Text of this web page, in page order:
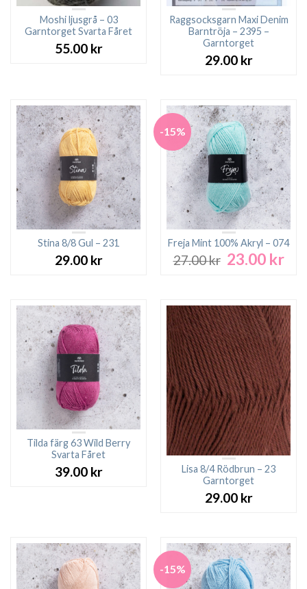
Moshi ljusgrå – 03
Garntorget Svarta Fåret
55.00 kr
Raggsocksgarn Maxi Denim
Barntröja – 2395 –
Garntorget
29.00 kr
Stina 8/8 Gul – 231
29.00 kr
-15%
Freja Mint 100% Akryl – 074
27.00kr Det
27.00 kr.
23.00 krDet
Tilda färg 63 Wild Berry
Svarta Fåret
39.00 kr
Lisa 8/4 Rödbrun – 23
Garntorget
29.00 kr
-15%